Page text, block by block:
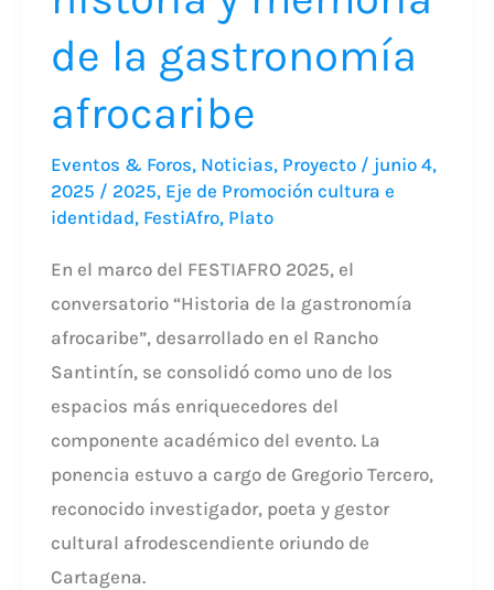
de la gastronomía
afrocaribe
Eventos & Foros, Noticias, Proyecto/ junio 4,
2025 / 2025, Eje de Promoción cultura e
identidad, FestiAfro, Plato
En el marco del FESTIAFRO 2025, el
conversatorio “Historia de la gastronomía
afrocaribe”, desarrollado en el Rancho
Santintín, se consolidó como uno de los
espacios más enriquecedores del
componente académico del evento. La
ponencia estuvo a cargo de Gregorio Tercero,
reconocido investigador, poeta y gestor
cultural afrodescendiente oriundo de
Cartagena.